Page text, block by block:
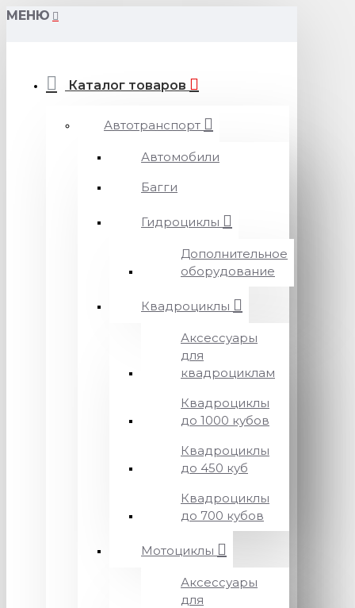
МЕНЮ
Каталог товаров
Автотранспорт
Автомобили
Багги
Гидроциклы
Дополнительное
оборудование
Квадроциклы
Аксессуары
для
квадроциклам
Квадроциклы
до 1000 кубов
Квадроциклы
до 450 куб
Квадроциклы
до 700 кубов
Мотоциклы
Аксессуары
для